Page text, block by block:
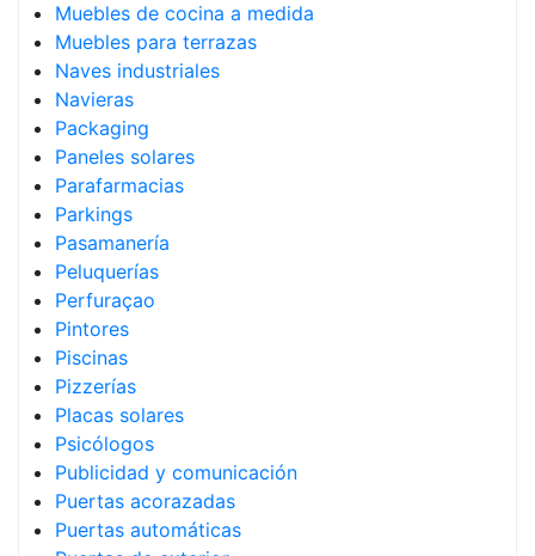
Muebles de cocina a medida
Muebles para terrazas
Naves industriales
Navieras
Packaging
Paneles solares
Parafarmacias
Parkings
Pasamanería
Peluquerías
Perfuraçao
Pintores
Piscinas
Pizzerías
Placas solares
Psicólogos
Publicidad y comunicación
Puertas acorazadas
Puertas automáticas